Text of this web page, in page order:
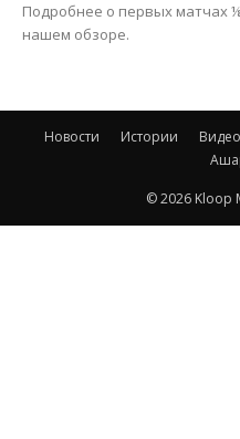
Подробнее о первых матчах
нашем обзоре.
Новости Истории Видео
© 2026 Kloop